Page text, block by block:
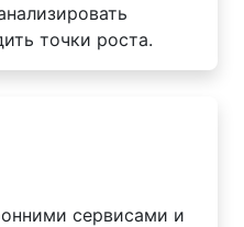
точки роста.
сервисами и